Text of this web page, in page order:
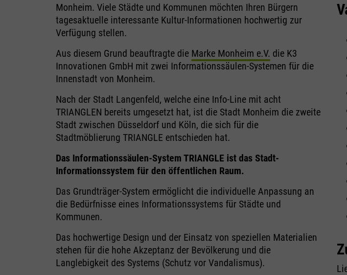
Monheim. Viele Städte und Kommunen möchten Ihren Bürgern
tagesaktuelle interessante Kultur-Informationen hochwertig zur
Verfügung stellen.
Aus diesem Grund beauftragte die Marke Monheim e.V. die K3
Innovationen GmbH mit zwei Informationssäulen-Systemen für die
Innenstadt von Monheim.
Nach der Stadt Langenfeld, welche eine Info-Line mit acht
TRIANGLEN bereits umgesetzt hat, ist die Stadt Monheim die zweite
Stadt zwischen Düsseldorf und Köln, die sich für die
Stadtmöblierung TRIANGLE entschieden hat.
Das Informationssäulen-System TRIANGLE ist das Stadt-
Informationssystem für den öffentlichen Raum.
Das Grundträger-System ermöglicht die individuelle Anpassung an
die Bedürfnisse eines Informationssystems für Städte und
Kommunen.
Das hochwertige Design und der Einsatz von speziellen Materialien
stehen für die hohe Akzeptanz der Bevölkerung und die
Langlebigkeit des Systems (Schutz vor Vandalismus).